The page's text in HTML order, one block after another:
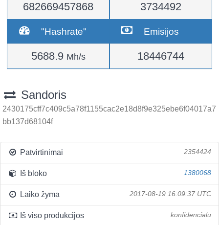
682669457868 3734492
"Hashrate"
5688.9 Mh/s
Emisijos
18446744
Sandoris
2430175cff7c409c5a78f1155cac2e18d8f9e325ebe6f04017a7
bb137d68104f
Patvirtinimai 2354424
Iš bloko 1380068
Laiko žyma 2017-08-19 16:09:37 UTC
Iš viso produkcijos konfidencialu